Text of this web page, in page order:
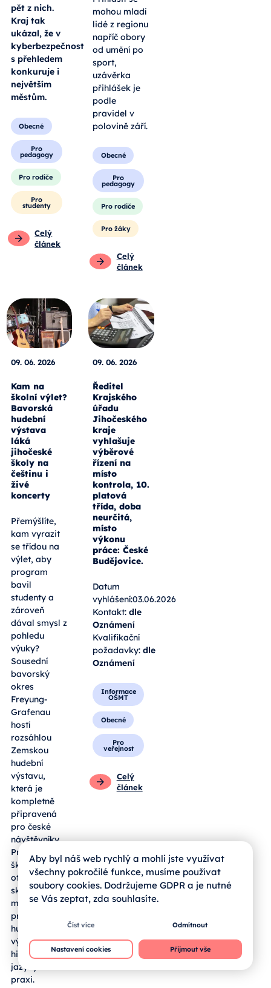
pět z nich.
Kraj tak
ukázal, že v
kyberbezpečnosti
s přehledem
konkuruje i
největším
městům.
Obecné
Pro
pedagogy
Pro rodiče
Pro
studenty
Celý
článek
mohou mladí
lidé z regionu
napříč obory
od umění po
sport,
uzávěrka
přihlášek je
podle
pravidel v
polovině září.
Obecné
Pro
pedagogy
Pro rodiče
Pro žáky
Celý
článek
09. 06. 2026
Kam na
školní výlet?
Bavorská
hudební
výstava
láká
jihočeské
školy na
češtinu i
živé
koncerty
Přemýšlíte,
kam vyrazit
se třídou na
výlet, aby
program
bavil
studenty a
zároveň
dával smysl z
pohledu
výuky?
Sousední
bavorský
okres
Freyung-
Grafenau
hostí
rozsáhlou
Zemskou
hudební
výstavu,
která je
kompletně
připravená
pro české
návštěvníky.
Pro jihočeské
školy se zde
otevírá
skvělá
možnost, jak
propojit
hudební
výchovu,
historii a cizí
jazyky v
praxi.
09. 06. 2026
Ředitel
Krajského
úřadu
Jihočeského
kraje
vyhlašuje
výběrové
řízení na
místo
kontrola, 10.
platová
třída, doba
neurčitá,
místo
výkonu
práce: České
Budějovice.
Datum
vyhlášení:03.06.2026
Kontakt:dle
Oznámení
Kvalifikační
požadavky:dle
Oznámení
Informace
OŠMT
Obecné
Pro
veřejnost
Celý
článek
Aby byl náš web rychlý a mohli jste využívat
všechny pokročilé funkce, musíme používat
soubory cookies. Dodržujeme GDPR a je nutné
se Vás zeptat, zda souhlasíte.
Číst více Odmítnout
Nastavení cookies Přijmout vše